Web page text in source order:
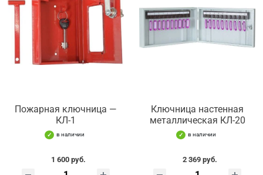
Пожарная ключница —
КЛ-1
в наличии
1 600 руб.
Ключница настенная
металлическая КЛ-20
в наличии
2 369 руб.